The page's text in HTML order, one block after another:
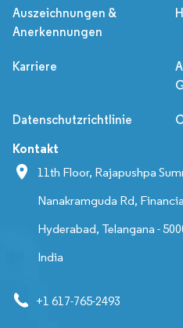
Auszeichnungen &
Anerkennungen
Karriere
Datenschutzrichtlinie
Kontakt
11th Floor, Rajapushpa
Nanakramguda Rd,
Hyderabad, Telangana -
India
+1 617-765-2493